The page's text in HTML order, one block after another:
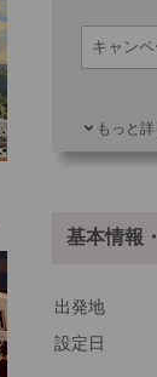
もっと
基本情報
出発地
設定日